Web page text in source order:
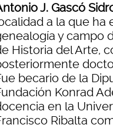
J. Gascó
a la que ha
y campo
Historia del Arte,
becario de la
Konrad
en la
Ribalta